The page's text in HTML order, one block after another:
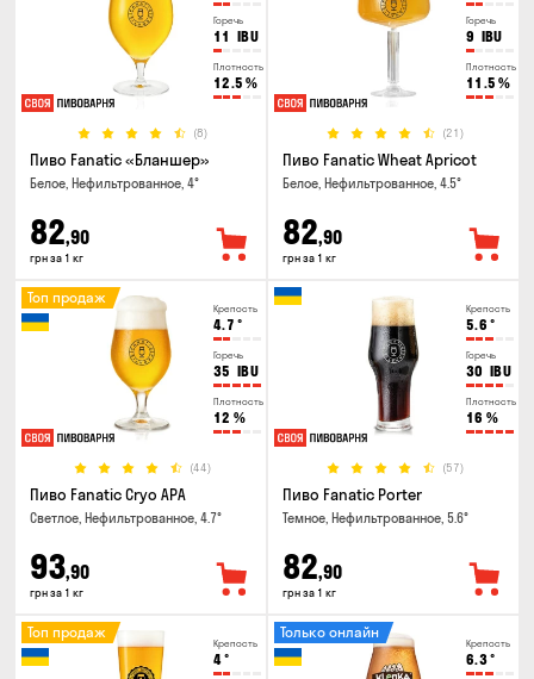
Горечь
11 IBU
Плотность
12.5 %
(8)
Пиво Fanatic «Бланшер»
Белое, Нефильтрованное, 4°
82,90
грн за 1 кг
Горечь
9 IBU
Плотность
11.5 %
(21)
Пиво Fanatic Wheat Apricot
Белое, Нефильтрованное, 4.5°
82,90
грн за 1 кг
Крепость
4.7 °
Горечь
35 IBU
Плотность
12 %
(44)
Топ продаж
Пиво Fanatic Cryo APA
Светлое, Нефильтрованное, 4.7°
93,90
грн за 1 кг
Крепость
5.6 °
Горечь
30 IBU
Плотность
16 %
(57)
Пиво Fanatic Porter
Темное, Нефильтрованное, 5.6°
82,90
грн за 1 кг
Крепость
4°
Топ продаж
Крепость
6.3°
Только онлайн